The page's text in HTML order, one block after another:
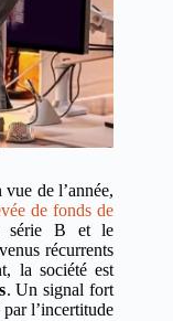
de l’année,
de fonds de
série B et le
récurrents
la société est
. Un signal fort
l’incertitude